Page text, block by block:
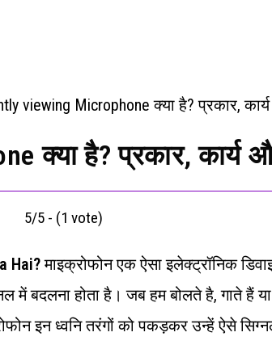
क्या है? प्रकार, कार्य
5/5 - (1 vote)
Hai?माइक्रोफोन एक ऐसा इलेक्ट्रॉनिक
में बदलना होता है। जब हम बोलते है, गाते हैं
इन ध्वनि तरंगों को पकड़कर उन्हें ऐसे